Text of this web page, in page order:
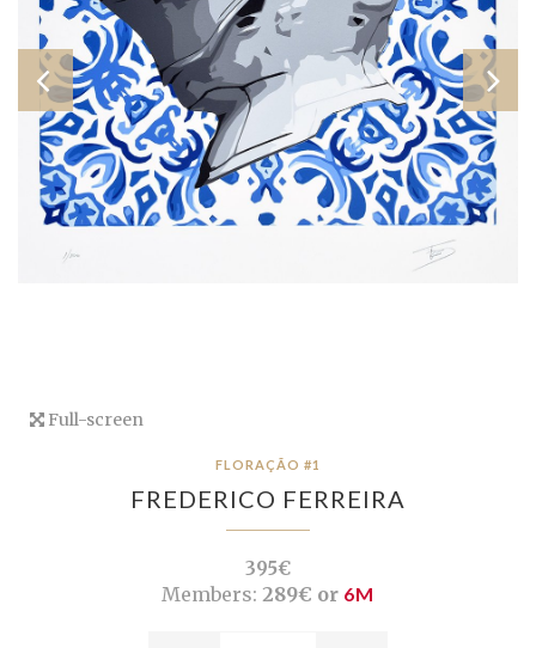
Full-screen
FLORAÇÃO #1
FREDERICO FERREIRA
395€
Members: 289€ or 6M